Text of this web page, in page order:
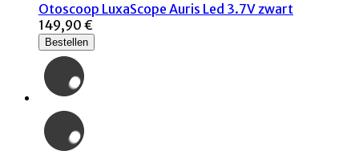
Otoscoop LuxaScope Auris Led 3.7V zwart
149,90 €
Bestellen